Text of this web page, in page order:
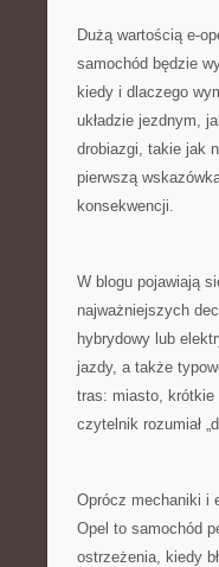
Dużą wartością e-
samochód będzie
kiedy i dlaczego
układzie jezdnym,
drobiazgi, takie jak
pierwszą
konsekwencji.
W blogu pojawiają
najważniejszych
hybrydowy lub
jazdy, a także
tras: miasto, krótkie
czytelnik rozumiał
Oprócz mechaniki i
Opel to samochód
ostrzeżenia, kiedy